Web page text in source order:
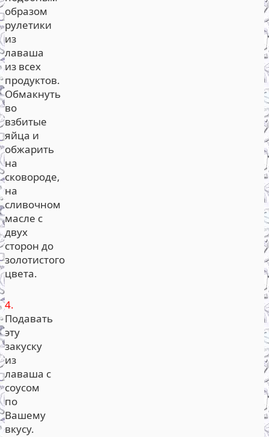
образом
рулетики
из
лаваша
из всех
продуктов.
Обмакнуть
во
взбитые
яйца и
обжарить
на
сковороде,
на
сливочном
масле с
двух
сторон до
золотистого
цвета.
4.
Подавать
эту
закуску
из
лаваша с
соусом
по
Вашему
вкусу.